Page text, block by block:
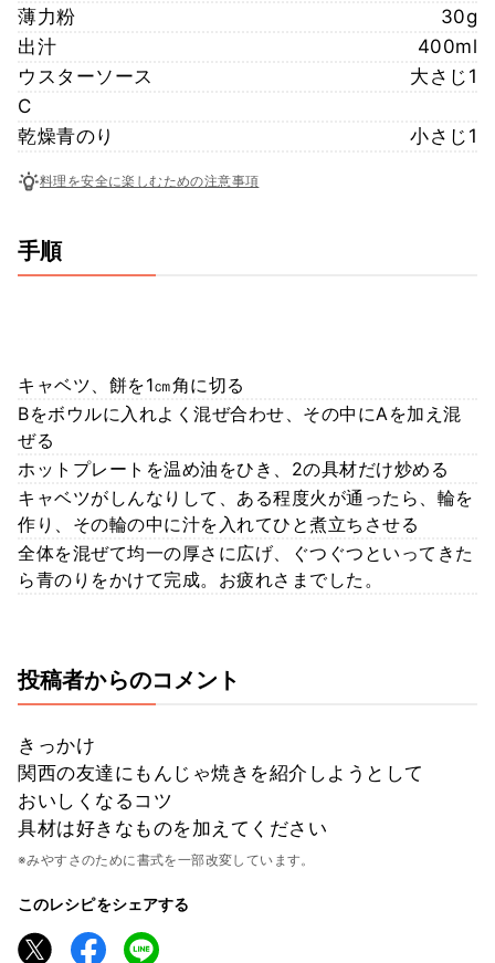
薄力粉
30g
出汁
400ml
ウスターソース
大さじ1
C
乾燥青のり
小さじ1
料理を安全に楽しむための注意事項
手順
キャベツ、餅を1㎝角に切る
Bをボウルに入れよく混ぜ合わせ、その中にAを加え混
ぜる
ホットプレートを温め油をひき、2の具材だけ炒める
キャベツがしんなりして、ある程度火が通ったら、輪を
作り、その輪の中に汁を入れてひと煮立ちさせる
全体を混ぜて均一の厚さに広げ、ぐつぐつといってきた
ら青のりをかけて完成。お疲れさまでした。
投稿者からのコメント
きっかけ
関西の友達にもんじゃ焼きを紹介しようとして
おいしくなるコツ
具材は好きなものを加えてください
※みやすさのために書式を一部改変しています。
このレシピをシェアする